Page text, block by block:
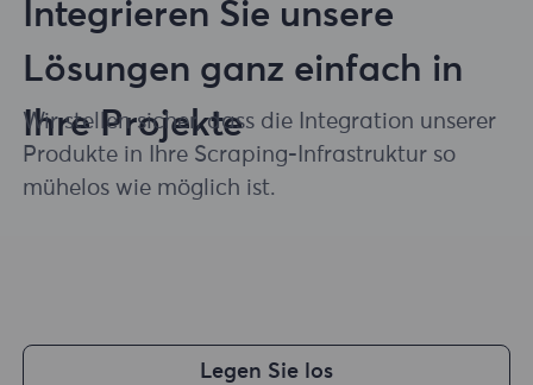
Integrieren Sie unsere
Lösungen ganz einfach in
Ihre Projekte
Wir stellen sicher, dass die Integration unserer
Produkte in Ihre Scraping-Infrastruktur so
mühelos wie möglich ist.
Legen Sie los